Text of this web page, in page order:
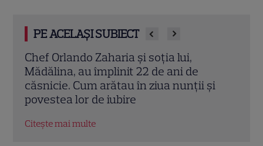
PE ACELAȘI SUBIECT
Cine este Cosmin Curticăpean, soțul
Laurei Cosoi. Afaceri, vârstă și povestea
de iubire care durează de peste 10 ani
Citește mai multe